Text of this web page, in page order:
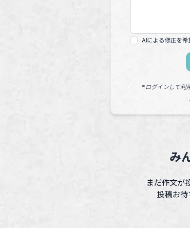
AIによる修正を希
*ログインして利
み
まだ作文が
投稿お